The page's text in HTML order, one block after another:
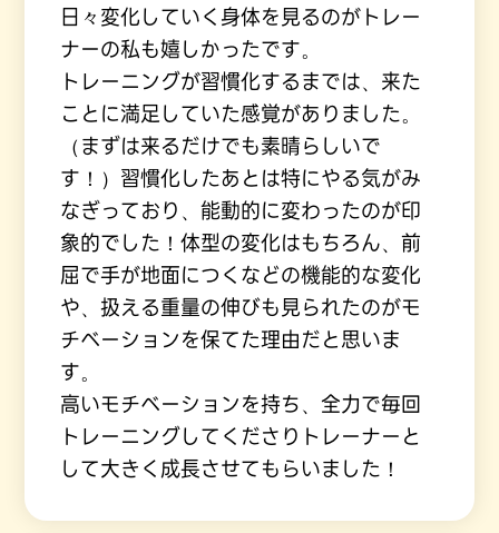
日々変化していく身体を見るのがトレー
ナーの私も嬉しかったです。
トレーニングが習慣化するまでは、来た
ことに満足していた感覚がありました。
（まずは来るだけでも素晴らしいで
す！）習慣化したあとは特にやる気がみ
なぎっており、能動的に変わったのが印
象的でした！体型の変化はもちろん、前
屈で手が地面につくなどの機能的な変化
や、扱える重量の伸びも見られたのがモ
チベーションを保てた理由だと思いま
す。
高いモチベーションを持ち、全力で毎回
トレーニングしてくださりトレーナーと
して大きく成長させてもらいました！